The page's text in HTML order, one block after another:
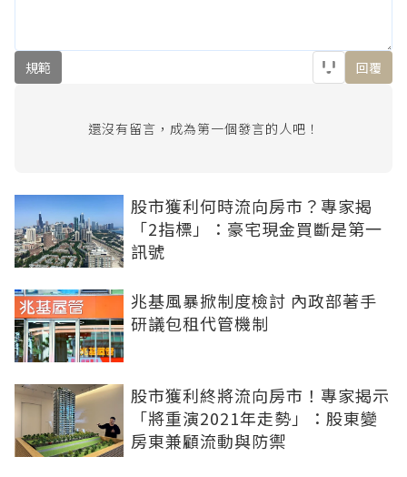
規範 回覆
還沒有留言，成為第一個發言的人吧！
股市獲利何時流向房市？專家揭
「2指標」：豪宅現金買斷是第一
訊號
兆基風暴掀制度檢討 內政部著手
研議包租代管機制
股市獲利終將流向房市！專家揭示
「將重演2021年走勢」：股東變
房東兼顧流動與防禦